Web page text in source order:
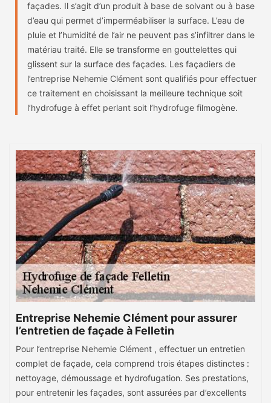
façades. Il s’agit d’un produit à base de solvant ou à base
d’eau qui permet d’imperméabiliser la surface. L’eau de
pluie et l’humidité de l’air ne peuvent pas s’infiltrer dans le
matériau traité. Elle se transforme en gouttelettes qui
glissent sur la surface des façades. Les façadiers de
l’entreprise Nehemie Clément sont qualifiés pour effectuer
ce traitement en choisissant la meilleure technique soit
l’hydrofuge à effet perlant soit l’hydrofuge filmogène.
Entreprise Nehemie Clément pour assurer
l’entretien de façade à Felletin
Pour l’entreprise Nehemie Clément , effectuer un entretien
complet de façade, cela comprend trois étapes distinctes :
nettoyage, démoussage et hydrofugation. Ses prestations,
pour entretenir les façades, sont assurées par d’excellents